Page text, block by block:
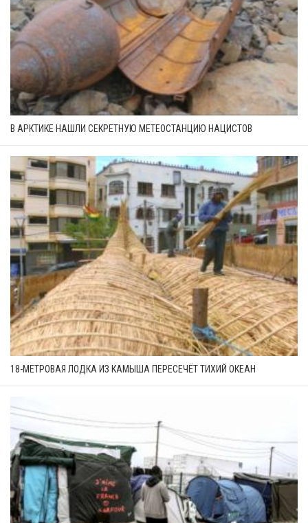
В АРКТИКЕ НАШЛИ СЕКРЕТНУЮ МЕТЕОСТАНЦИЮ НАЦИСТОВ
18-МЕТРОВАЯ ЛОДКА ИЗ КАМЫША ПЕРЕСЕЧЁТ ТИХИЙ ОКЕАН